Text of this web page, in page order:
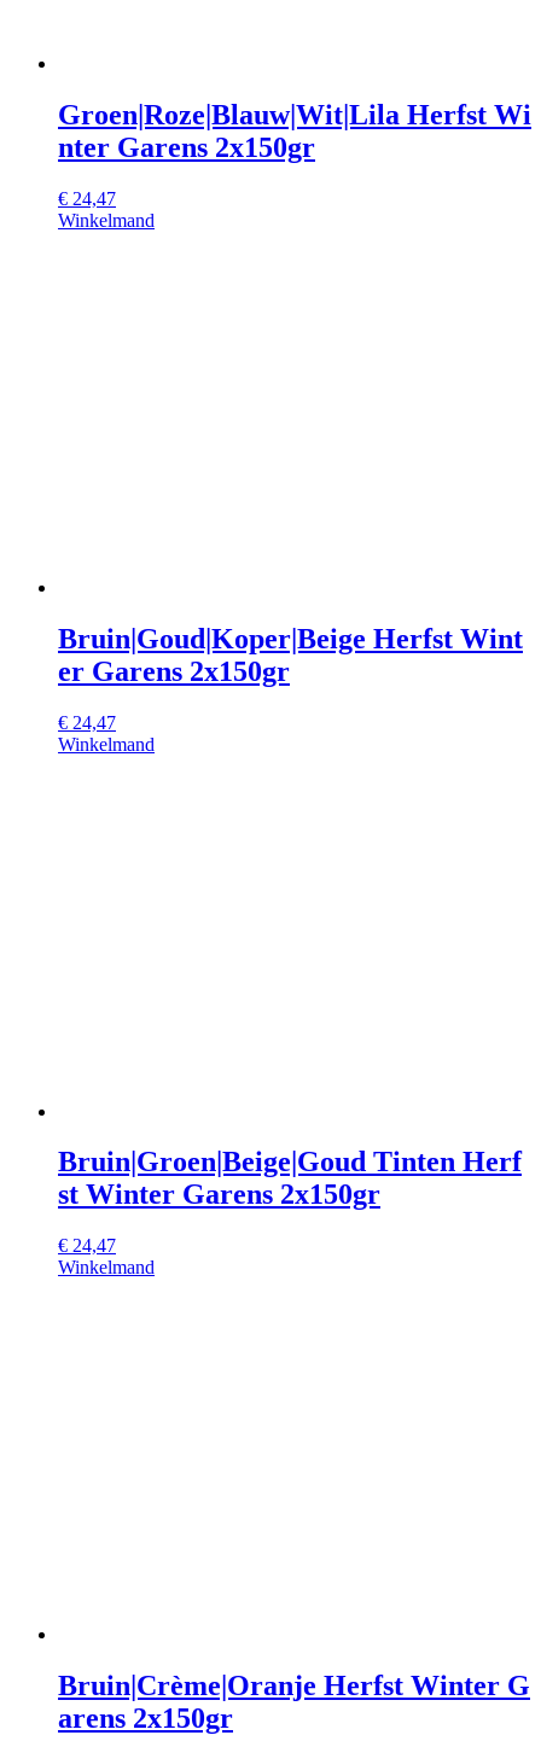
Groen|Roze|Blauw|Wit|Lila Herfst Wi
nter Garens 2x150gr
€ 24,47
Winkelmand
Bruin|Goud|Koper|Beige Herfst Wint
er Garens 2x150gr
€ 24,47
Winkelmand
Bruin|Groen|Beige|Goud Tinten Herf
st Winter Garens 2x150gr
€ 24,47
Winkelmand
Bruin|Crème|Oranje Herfst Winter G
arens 2x150gr